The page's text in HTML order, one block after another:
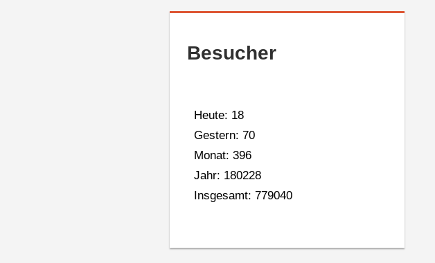
Besucher
Heute: 18
Gestern: 70
Monat: 396
Jahr: 180228
Insgesamt: 779040